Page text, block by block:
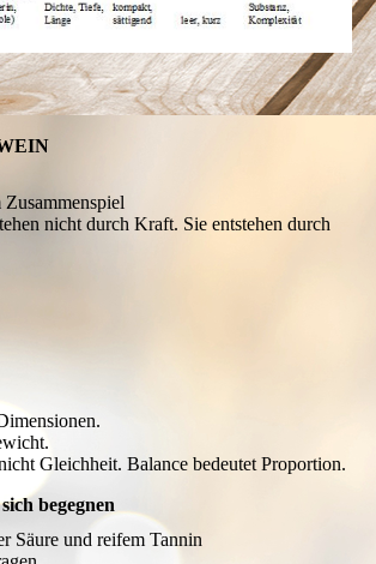
nicht durch Kraft. Sie entstehen durch
Gleichheit. Balance bedeutet Proportion.
begegnen
Säure und reifem Tannin